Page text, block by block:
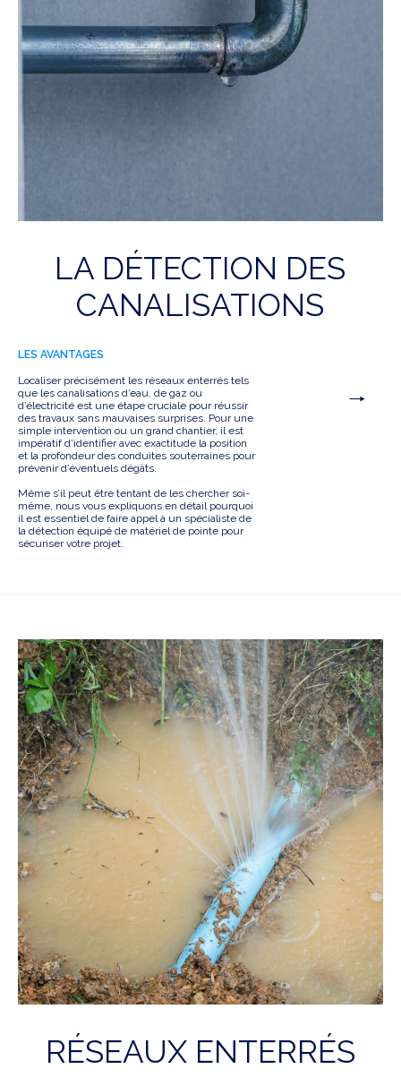
LA DÉTECTION DES
CANALISATIONS
LES AVANTAGES
Localiser précisément les réseaux enterrés tels
que les canalisations d’eau, de gaz ou
d’électricité est une étape cruciale pour réussir
des travaux sans mauvaises surprises. Pour une
simple intervention ou un grand chantier, il est
impératif d’identifier avec exactitude la position
et la profondeur des conduites souterraines pour
prévenir d’éventuels dégâts.
Même s’il peut être tentant de les chercher soi-
même, nous vous expliquons en détail pourquoi
il est essentiel de faire appel à un spécialiste de
la détection équipé de matériel de pointe pour
sécuriser votre projet.
RÉSEAUX ENTERRÉS